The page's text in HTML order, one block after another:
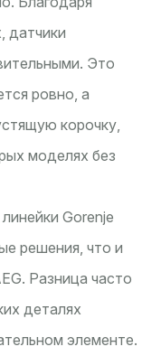
датчики
Это
ровно, а
корочку,
моделях без
Gorenje
решения, что и
Разница часто
деталях
элементе.